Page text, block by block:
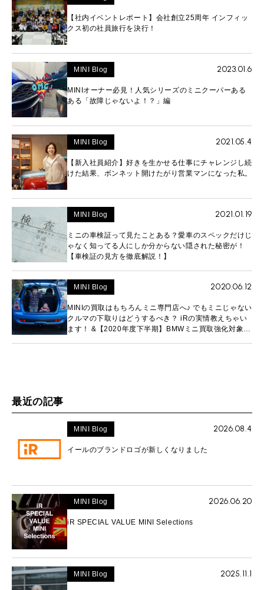
【社内イベントレポート】会社創立25周年 インフィッ
クス初の社員旅行を決行！
MINI Blog 2023.01.6
MINIオーナー必見！人気シリーズのミニクーパーある
ある「故障じゃないよ！？」編
MINI Blog 2021.05.4
【新入社員紹介】好きを生かせる仕事にチャレンジし続
けた結果、ボンネット開けたがり営業マンになった私。
MINI Blog 2021.01.19
ミニの車検証って見たことある？愛車のスペックだけじ
ゃなく知ってる人にしか分からない隠された秘密が！
【車検証の見方を徹底解説！】
MINI Blog 2020.06.12
MINIの買取はもちろんミニ専門店へ♪ でもミニじゃない
クルマの下取りはどうするべき？ iRの実情教えちゃい
ます！ &【2020年度下半期】BMWミニ買取強化対象を
最近の記事
MINI Blog 2026.08.4
イールのブランドロゴが新しくなりました
MINI Blog 2026.06.20
iR SPECIAL VALUE MINI Selections
MINI Blog 2025.11.1